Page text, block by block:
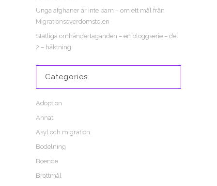
Unga afghaner är inte barn – om ett mål från
Migrationsöverdomstolen
Statliga omhändertaganden – en bloggserie – del
2 – häktning
Categories
Adoption
Annat
Asyl och migration
Bodelning
Boende
Brottmål